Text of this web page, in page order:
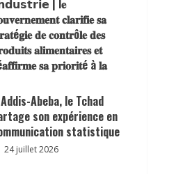
24 juillet 2026
Abeba, le Tchad
son expérience en
statistique
24 juillet 2026
| Mme Fatima Goukouni
Ministre des
de l’Aviation
et de la Météorologie
a présidé ce 22